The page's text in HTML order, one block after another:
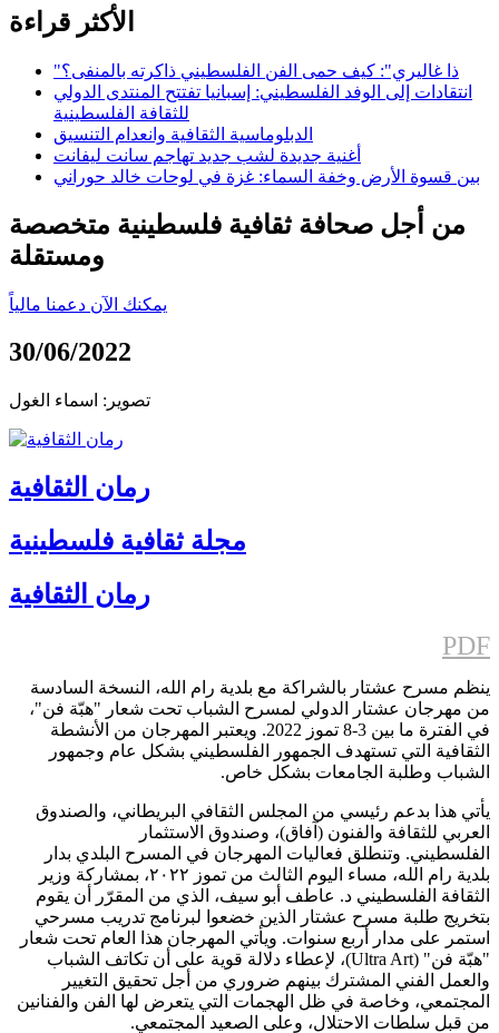
الأكثر قراءة
"ذا غاليري": كيف حمى الفن الفلسطيني ذاكرته بالمنفى؟
انتقادات إلى الوفد الفلسطيني: إسبانيا تفتتح المنتدى الدولي
للثقافة الفلسطينية
الدبلوماسية الثقافية وانعدام التنسيق
أغنية جديدة لشب جديد تهاجم سانت ليفانت
بين قسوة الأرض وخفة السماء: غزة في لوحات خالد حوراني
من أجل صحافة ثقافية فلسطينية متخصصة
ومستقلة
يمكنك الآن دعمنا مالياً
30/06/2022
تصوير: اسماء الغول
رمان الثقافية
مجلة ثقافية فلسطينية
رمان الثقافية
PDF
ينظم مسرح عشتار بالشراكة مع بلدية رام الله، النسخة السادسة
من مهرجان عشتار الدولي لمسرح الشباب تحت شعار "هبّة فن"،
في الفترة ما بين 3-8 تموز 2022. ويعتبر المهرجان من الأنشطة
الثقافية التي تستهدف الجمهور الفلسطيني بشكل عام وجمهور
الشباب وطلبة الجامعات بشكل خاص.
يأتي هذا بدعم رئيسي من المجلس الثقافي البريطاني، والصندوق
العربي للثقافة والفنون (آفاق)، وصندوق الاستثمار
الفلسطيني. وتنطلق فعاليات المهرجان في المسرح البلدي بدار
بلدية رام الله، مساء اليوم الثالث من تموز ٢٠٢٢، بمشاركة وزير
الثقافة الفلسطيني د. عاطف أبو سيف، الذي من المقرّر أن يقوم
بتخريج طلبة مسرح عشتار الذين خضعوا لبرنامج تدريب مسرحي
استمر على مدار أربع سنوات. ويأتي المهرجان هذا العام تحت شعار
"هبّة فن" (Ultra Art)، لإعطاء دلالة قوية على أن تكاتف الشباب
والعمل الفني المشترك بينهم ضروري من أجل تحقيق التغيير
المجتمعي، وخاصة في ظل الهجمات التي يتعرض لها الفن والفنانين
من قبل سلطات الاحتلال، وعلى الصعيد المجتمعي.